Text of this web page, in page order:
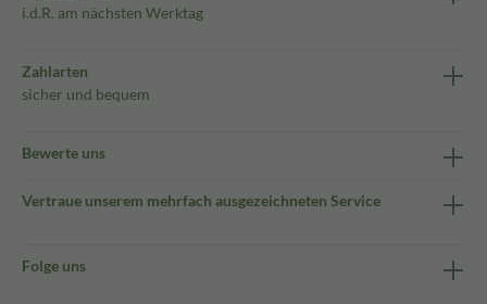
i.d.R. am nächsten Werktag
Zahlarten
sicher und bequem
Bewerte uns
Vertraue unserem mehrfach ausgezeichneten Service
Folge uns